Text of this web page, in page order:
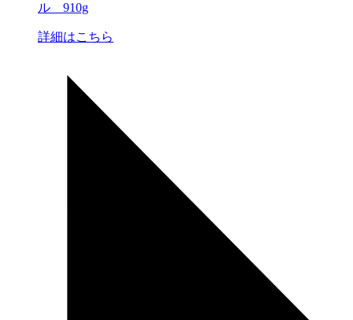
ル 910g
詳細はこちら